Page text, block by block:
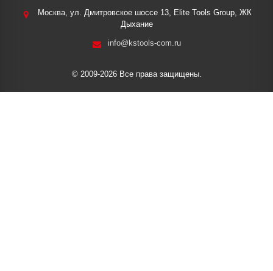
Москва, ул. Дмитровское шоссе 13, Elite Tools Group, ЖК
Дыхание
info@kstools-com.ru
© 2009-2026 Все права защищены.